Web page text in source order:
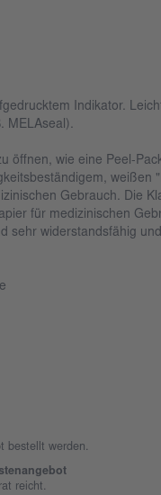
Indikator.
MELAseal).
öffnen, wie eine Peel-
weißen
Gebrauch. Die
für medizinischen
sehr widerstandsfähig
bestellt werden.
reicht.